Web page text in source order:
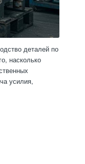
деталей по
насколько
усилия,